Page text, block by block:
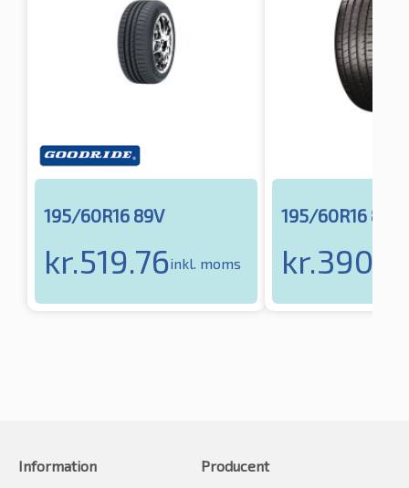
195/60R16 89V
kr.519.76inkl. moms
195/60R16 89V
kr.
Information
Producent